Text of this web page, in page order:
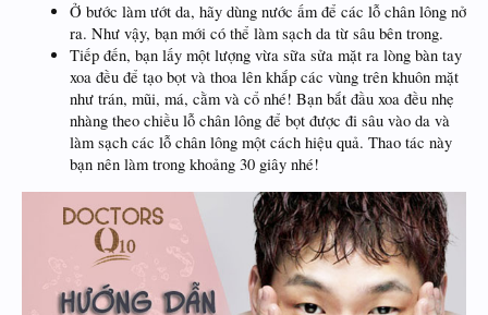
Ở bước làm ướt da, hãy dùng nước ấm để các lỗ chân lông nở
ra. Như vậy, bạn mới có thể làm sạch da từ sâu bên trong.
Tiếp đến, bạn lấy một lượng vừa sữa sửa mặt ra lòng bàn tay
xoa đều để tạo bọt và thoa lên khắp các vùng trên khuôn mặt
như trán, mũi, má, cằm và cổ nhé! Bạn bắt đầu xoa đều nhẹ
nhàng theo chiều lỗ chân lông để bọt được đi sâu vào da và
làm sạch các lỗ chân lông một cách hiệu quả. Thao tác này
bạn nên làm trong khoảng 30 giây nhé!